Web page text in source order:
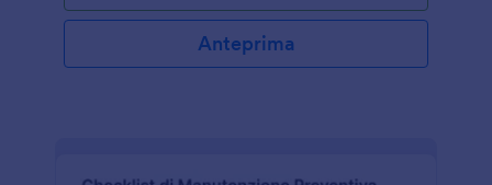
Anteprima